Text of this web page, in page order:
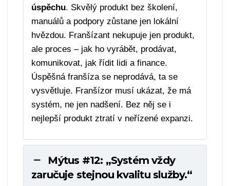
úspěchu. Skvělý produkt bez školení,
manuálů a podpory zůstane jen lokální
hvězdou. Franšízant nekupuje jen produkt,
ale proces – jak ho vyrábět, prodávat,
komunikovat, jak řídit lidi a finance.
Úspěšná franšíza se neprodává, ta se
vysvětluje. Franšízor musí ukázat, že má
systém, ne jen nadšení. Bez něj se i
nejlepší produkt ztratí v neřízené expanzi.
Mýtus #12: „Systém vždy
zaručuje stejnou kvalitu služby.“